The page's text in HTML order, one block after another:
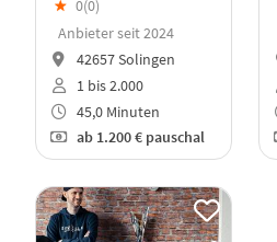
★ 0(0)
Anbieter seit 2024
42657 Solingen
1 bis 2.000
45,0 Minuten
ab1.200 € pauschal